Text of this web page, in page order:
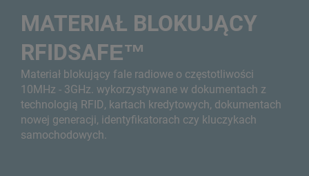
MATERIAŁ BLOKUJĄCY
RFIDSAFE™
Materiał blokujący fale radiowe o częstotliwości
10MHz - 3GHz. wykorzystywane w dokumentach z
technologią RFID, kartach kredytowych, dokumentach
nowej generacji, identyfikatorach czy kluczykach
samochodowych.